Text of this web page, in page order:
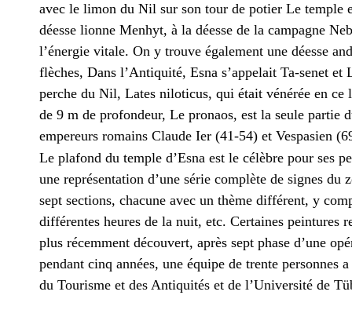
avec le limon du Nil sur son tour de potier Le temple
déesse lionne Menhyt, à la déesse de la campagne
l’énergie vitale. On y trouve également une déesse
flèches, Dans l’Antiquité, Esna s’appelait Ta-senet
perche du Nil, Lates niloticus, qui était vénérée en
de 9 m de profondeur, Le pronaos, est la seule partie
empereurs romains Claude Ier (41-54) et Vespasien
Le plafond du temple d’Esna est le célèbre pour ses
une représentation d’une série complète de signes
sept sections, chacune avec un thème différent, y
différentes heures de la nuit, etc. Certaines peintures
plus récemment découvert, après sept phase d’une
pendant cinq années, une équipe de trente
du Tourisme et des Antiquités et de l’Université de